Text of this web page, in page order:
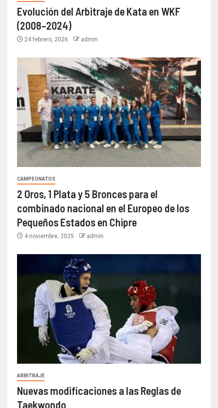
Evolución del Arbitraje de Kata en WKF
(2008–2024)
24 febrero, 2026 admin
CAMPEONATOS
2 Oros, 1 Plata y 5 Bronces para el
combinado nacional en el Europeo de los
Pequeños Estados en Chipre
4 noviembre, 2025 admin
ARBITRAJE
Nuevas modificaciones a las Reglas de
Taekwondo